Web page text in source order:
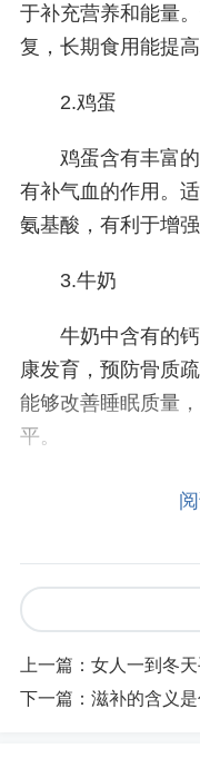
于补充营养和能量
复，长期食用能提高
2.鸡蛋
鸡蛋含有丰富
有补气血的作用。
氨基酸，有利于增
3.牛奶
牛奶中含有的
康发育，预防骨质
能够改善睡眠质量
平。
菠菜中含有铁
当食用菠菜还可以
5.南瓜
上一篇： 女人一到冬
下一篇： 滋补的含义是